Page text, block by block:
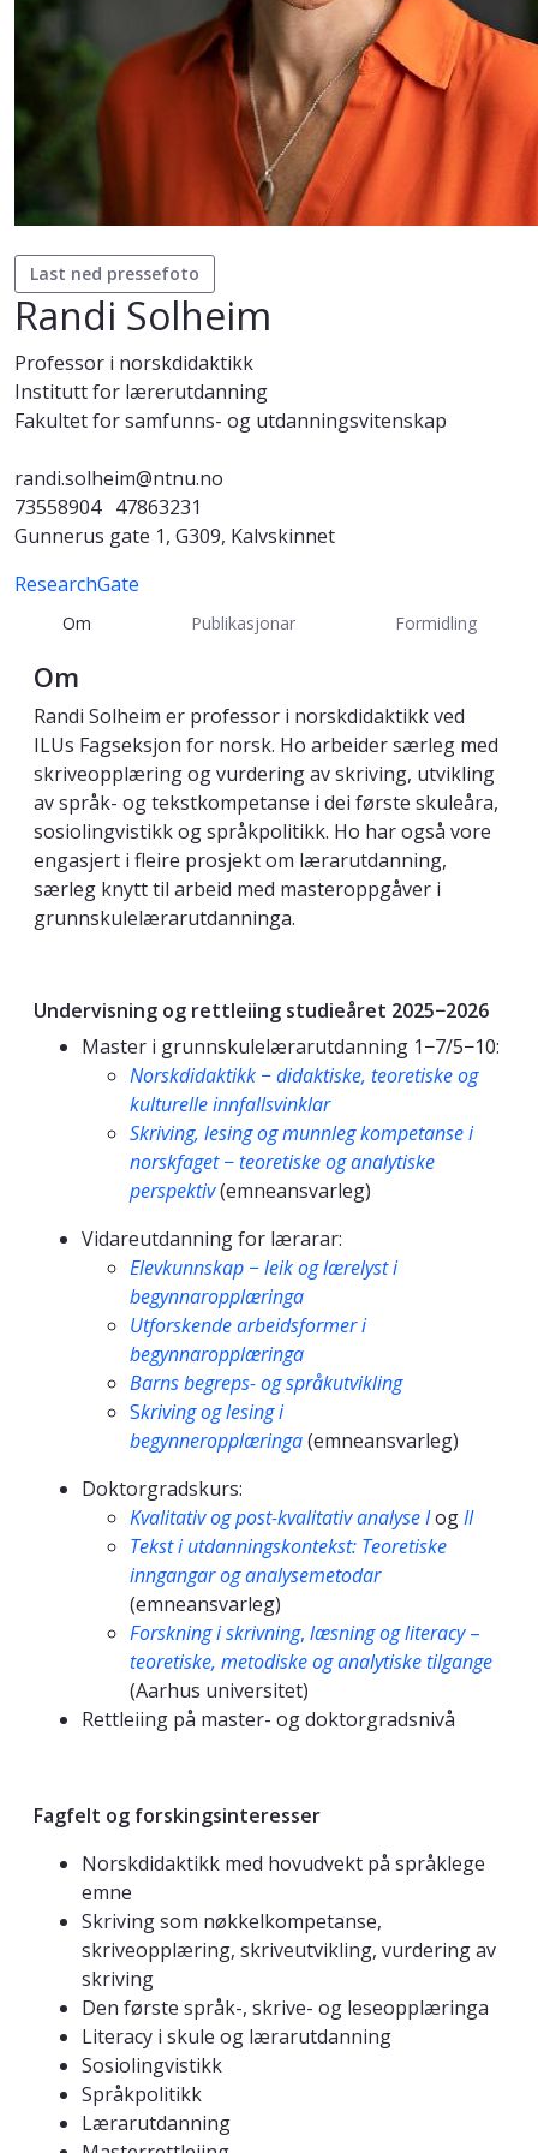
Last ned pressefoto
Randi Solheim
Professor i norskdidaktikk
Institutt for lærerutdanning
Fakultet for samfunns- og utdanningsvitenskap
randi.solheim@ntnu.no
73558904 47863231
Gunnerus gate 1, G309, Kalvskinnet
ResearchGate
Om Publikasjonar Formidling
Om
Randi Solheim er professor i norskdidaktikk ved
ILUs Fagseksjon for norsk. Ho arbeider særleg med
skriveopplæring og vurdering av skriving, utvikling
av språk- og tekstkompetanse i dei første skuleåra,
sosiolingvistikk og språkpolitikk. Ho har også vore
engasjert i fleire prosjekt om lærarutdanning,
særleg knytt til arbeid med masteroppgåver i
grunnskulelærarutdanninga.
Undervisning og rettleiing studieåret 2025−2026
Master i grunnskulelærarutdanning 1−7/5−10:
Norskdidaktikk − didaktiske, teoretiske og
kulturelle innfallsvinklar
Skriving, lesing og munnleg kompetanse i
norskfaget−teoretiske og analytiske
perspektiv(emneansvarleg)
Vidareutdanning for lærarar:
Elevkunnskap −leik og lærelyst i
begynnaropplæringa
Utforskende arbeidsformer i
begynnaropplæringa
Barns begreps- og språkutvikling
Skriving og lesing i
begynneropplæringa(emneansvarleg)
Doktorgradskurs:
Kvalitativ og post-kvalitativ analyse IogII
Tekst i utdanningskontekst: Teoretiske
inngangar og analysemetodar
(emneansvarleg)
Forskningiskrivning, læsningogliteracy–
teoretiske, metodiskeoganalytisketilgange
(Aarhus universitet)
Rettleiing på master- og doktorgradsnivå
Fagfelt og forskingsinteresser
Norskdidaktikk med hovudvekt på språklege
emne
Skriving som nøkkelkompetanse,
skriveopplæring, skriveutvikling, vurdering av
skriving
Den første språk-, skrive- og leseopplæringa
Literacy i skule og lærarutdanning
Sosiolingvistikk
Språkpolitikk
Lærarutdanning